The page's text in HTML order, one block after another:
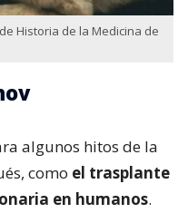
Historia de la Medicina de
algunos hitos de la
como el trasplante
en humanos.